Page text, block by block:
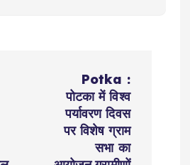
Potka :
पोटका में विश्व
पर्यावरण दिवस
पर विशेष ग्राम
सभा का